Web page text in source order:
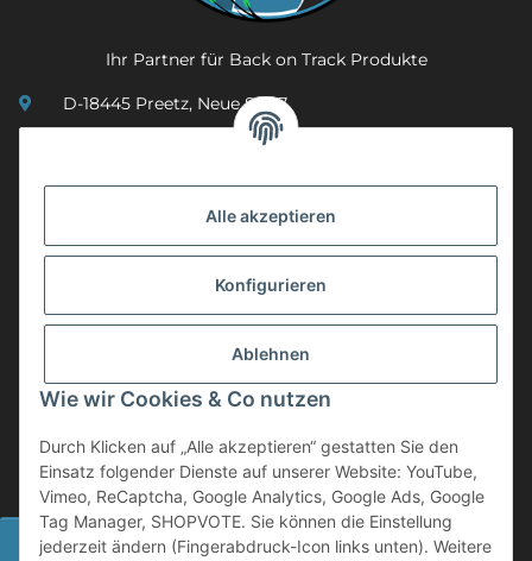
Alle akzeptieren
Konfigurieren
Ablehnen
Wie wir Cookies & Co nutzen
Durch Klicken auf „Alle akzeptieren“ gestatten Sie den
Einsatz folgender Dienste auf unserer Website: YouTube,
Vimeo, ReCaptcha, Google Analytics, Google Ads, Google
Tag Manager, SHOPVOTE. Sie können die Einstellung
jederzeit ändern (Fingerabdruck-Icon links unten). Weitere
Ihr Partner für Back on Track Produkte
D-18445 Preetz, Neue Str. 7
info@mobility-in-harmony.de
Informationen
Back on Track
ZAHLUNGSMETHODEN
Widerrufsbutton